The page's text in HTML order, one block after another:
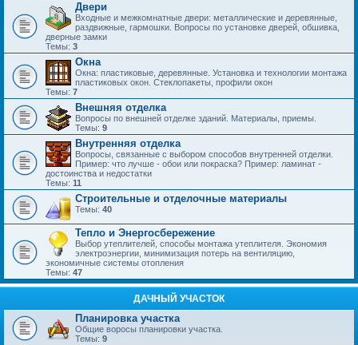
Двери
Входные и межкомнатные двери: металлические и деревянные,
раздвижные, гармошки. Вопросы по установке дверей, обшивка,
дверные замки
Темы: 3
Окна
Окна: пластиковые, деревянные. Установка и технологии монтажа
пластиковых окон. Стеклопакеты, профили окон
Темы: 7
Внешняя отделка
Вопросы по внешней отделке зданий. Материалы, приемы.
Темы: 9
Внутренняя отделка
Вопросы, связанные с выбором способов внутренней отделки.
Пример: что лучше - обои или покраска? Пример: ламинат -
достоинства и недостатки
Темы: 11
Строительные и отделочные материалы
Темы: 40
Тепло и Энергосбережение
Выбор утеплителей, способы монтажа утеплителя. Экономия
электроэнергии, минимизация потерь на вентиляцию,
экономичные системы отопления
Темы: 47
ДАЧНЫЙ УЧАСТОК
Планировка участка
Общие воросы планировки участка.
Темы: 9